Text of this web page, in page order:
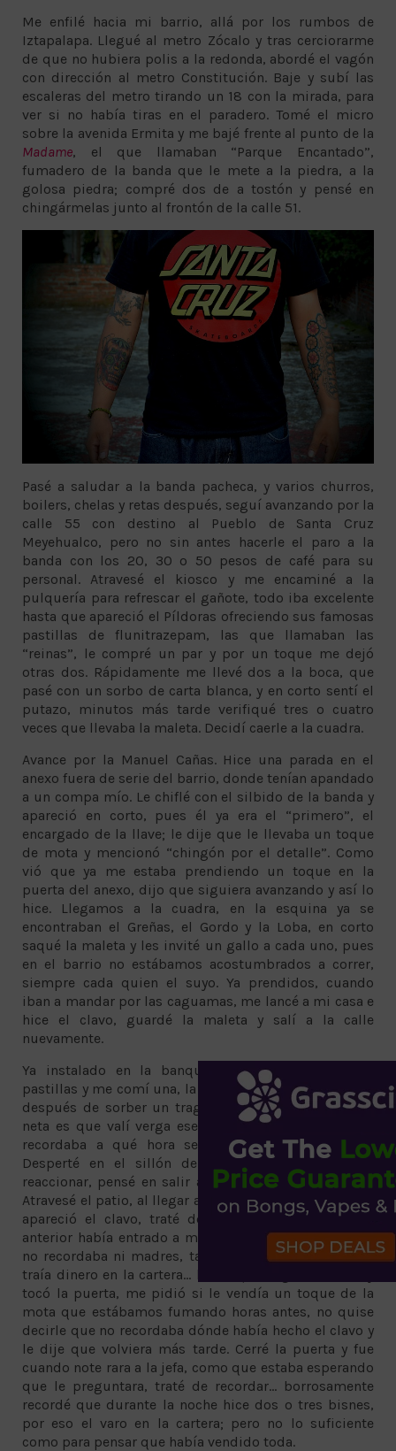
Me enfilé hacia mi barrio, allá por los rumbos de
Iztapalapa. Llegué al metro Zócalo y tras cerciorarme
de que no hubiera polis a la redonda, abordé el vagón
con dirección al metro Constitución. Baje y subí las
escaleras del metro tirando un 18 con la mirada, para
ver si no había tiras en el paradero. Tomé el micro
sobre la avenida Ermita y me bajé frente al punto de la
Madame, el que llamaban “Parque Encantado”,
fumadero de la banda que le mete a la piedra, a la
golosa piedra; compré dos de a tostón y pensé en
chingármelas junto al frontón de la calle 51.
Pasé a saludar a la banda pacheca, y varios churros,
boilers, chelas y retas después, seguí avanzando por la
calle 55 con destino al Pueblo de Santa Cruz
Meyehualco, pero no sin antes hacerle el paro a la
banda con los 20, 30 o 50 pesos de café para su
personal. Atravesé el kiosco y me encaminé a la
pulquería para refrescar el gañote, todo iba excelente
hasta que apareció el Píldoras ofreciendo sus famosas
pastillas de flunitrazepam, las que llamaban las
“reinas”, le compré un par y por un toque me dejó
otras dos. Rápidamente me llevé dos a la boca, que
pasé con un sorbo de carta blanca, y en corto sentí el
putazo, minutos más tarde verifiqué tres o cuatro
veces que llevaba la maleta. Decidí caerle a la cuadra.
Avance por la Manuel Cañas. Hice una parada en el
anexo fuera de serie del barrio, donde tenían apandado
a un compa mío. Le chiflé con el silbido de la banda y
apareció en corto, pues él ya era el “primero”, el
encargado de la llave; le dije que le llevaba un toque
de mota y mencionó “chingón por el detalle”. Como
vió que ya me estaba prendiendo un toque en la
puerta del anexo, dijo que siguiera avanzando y así lo
hice. Llegamos a la cuadra, en la esquina ya se
encontraban el Greñas, el Gordo y la Loba, en corto
saqué la maleta y les invité un gallo a cada uno, pues
en el barrio no estábamos acostumbrados a correr,
siempre cada quien el suyo. Ya prendidos, cuando
iban a mandar por las caguamas, me lancé a mi casa e
hice el clavo, guardé la maleta y salí a la calle
nuevamente.
Ya instalado en la banqueta saqué las otras dos
pastillas y me comí una, la otra la eché a la caguama y
después de sorber un trago, corrí por la derecha. La
neta es que valí verga ese día y ese fue el pedo. No
recordaba a qué hora se había acabado la fiesta.
Desperté en el sillón de la sala y, cuando pude
reaccionar, pensé en salir a la calle a fumar un joint.
Atravesé el patio, al llegar a mi cuarto y pasar el R8 no
apareció el clavo, traté de recordar si en la noche
anterior había entrado a mi cuarto por un gallo, pero
no recordaba ni madres, tampoco recordaba por qué
traía dinero en la cartera... hasta que llegó el Greñas y
tocó la puerta, me pidió si le vendía un toque de la
mota que estábamos fumando horas antes, no quise
decirle que no recordaba dónde había hecho el clavo y
le dije que volviera más tarde. Cerré la puerta y fue
cuando note rara a la jefa, como que estaba esperando
que le preguntara, traté de recordar... borrosamente
recordé que durante la noche hice dos o tres bisnes,
por eso el varo en la cartera; pero no lo suficiente
como para pensar que había vendido toda.